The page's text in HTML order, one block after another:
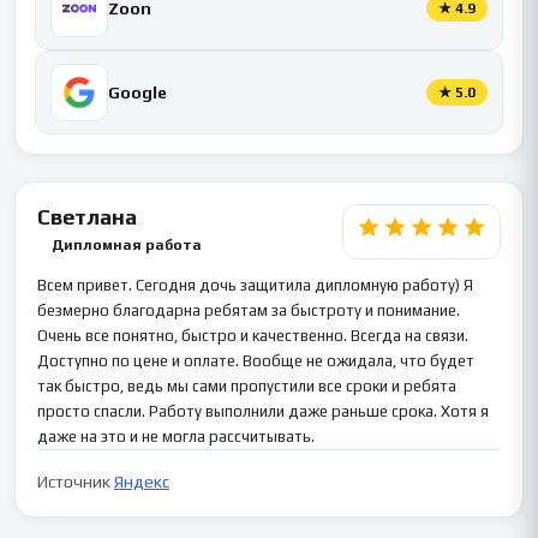
Zoon ★ 4.9
Google ★ 5.0
Светлана
Дипломная работа
Всем привет. Сегодня дочь защитила дипломную работу) Я
безмерно благодарна ребятам за быстроту и понимание.
Очень все понятно, быстро и качественно. Всегда на связи.
Доступно по цене и оплате. Вообще не ожидала, что будет
так быстро, ведь мы сами пропустили все сроки и ребята
просто спасли. Работу выполнили даже раньше срока. Хотя я
даже на это и не могла рассчитывать.
ИсточникЯндекс